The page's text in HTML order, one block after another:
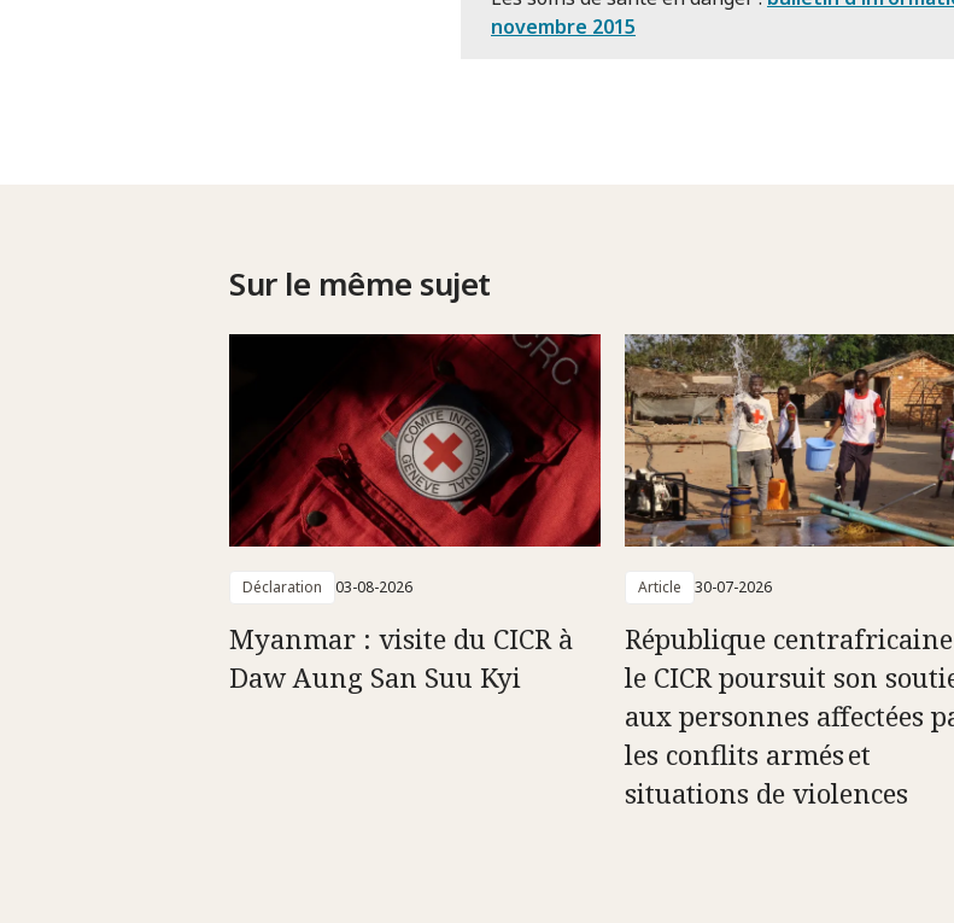
novembre 2015
Sur le même sujet
Déclaration 03-08-2026
Myanmar : visite du CICR à
Daw Aung San Suu Kyi
Article 30-07-2026
République
le CICR poursuit son
aux personnes affectées
les conflits armés et
situations de violences